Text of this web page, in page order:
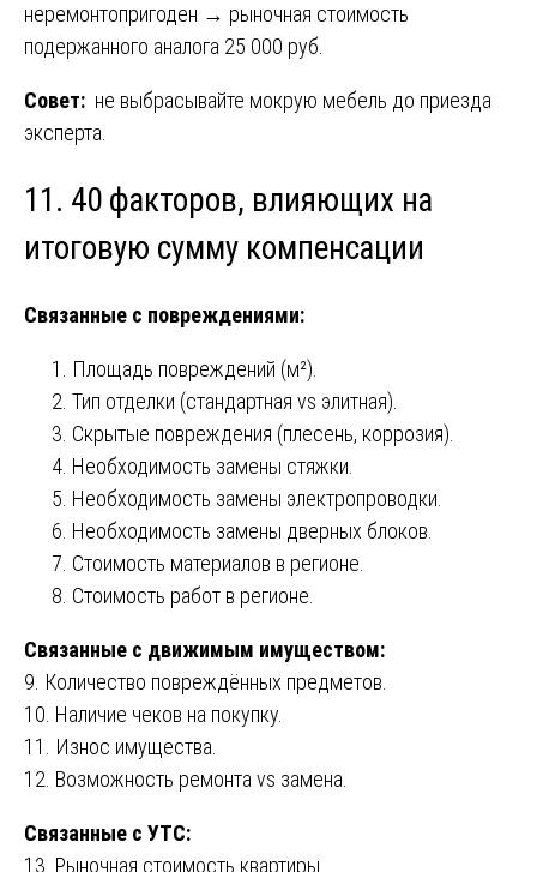
неремонтопригоден → рыночная стоимость
подержанного аналога 25 000 руб.
Совет: не выбрасывайте мокрую мебель до приезда
эксперта.
11. 40 факторов, влияющих на
итоговую сумму компенсации
Связанные с повреждениями:
Площадь повреждений (м²).
Тип отделки (стандартная vs элитная).
Скрытые повреждения (плесень, коррозия).
Необходимость замены стяжки.
Необходимость замены электропроводки.
Необходимость замены дверных блоков.
Стоимость материалов в регионе.
Стоимость работ в регионе.
Связанные с движимым имуществом:
9. Количество повреждённых предметов.
10. Наличие чеков на покупку.
11. Износ имущества.
12. Возможность ремонта vs замена.
Связанные с УТС:
13. Рыночная стоимость квартиры.